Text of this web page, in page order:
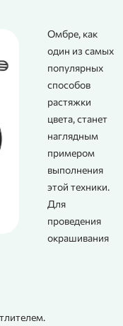
Омбре, как
один из самых
популярных
способов
растяжки
цвета, станет
наглядным
примером
выполнения
этой техники.
Для
проведения
окрашивания